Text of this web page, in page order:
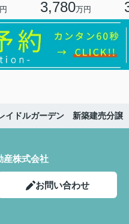
3,780万円
イドルガーデン 新築建売分譲
産株式会社
お問い合わせ